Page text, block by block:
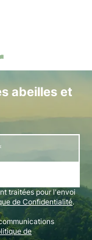
abeilles et
traitées pour l'envoi
de Confidentialité.
de